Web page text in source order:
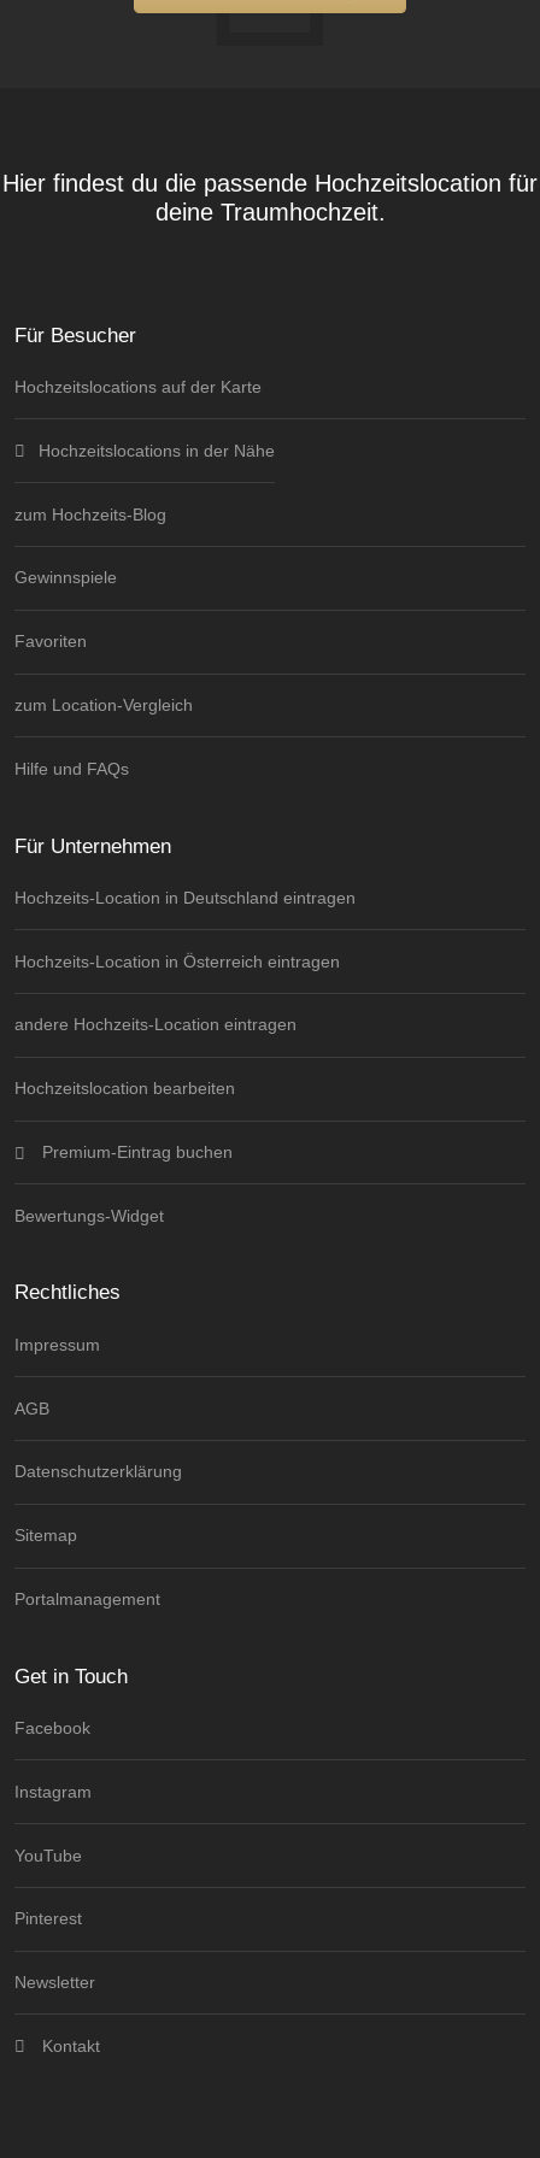
Hier findest du die passende Hochzeitslocation für
deine Traumhochzeit.
Für Besucher
Hochzeitslocations auf der Karte
Hochzeitslocations in der Nähe
zum Hochzeits-Blog
Gewinnspiele
Favoriten
zum Location-Vergleich
Hilfe und FAQs
Für Unternehmen
Hochzeits-Location in Deutschland eintragen
Hochzeits-Location in Österreich eintragen
andere Hochzeits-Location eintragen
Hochzeitslocation bearbeiten
Premium-Eintrag buchen
Bewertungs-Widget
Rechtliches
Impressum
AGB
Datenschutzerklärung
Sitemap
Portalmanagement
Get in Touch
Facebook
Instagram
YouTube
Pinterest
Newsletter
Kontakt